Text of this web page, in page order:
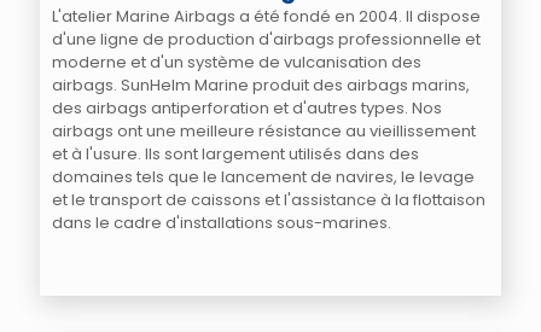
L'atelier Marine Airbags a été fondé en 2004. Il dispose
d'une ligne de production d'airbags professionnelle et
moderne et d'un système de vulcanisation des
airbags. SunHelm Marine produit des airbags marins,
des airbags antiperforation et d'autres types. Nos
airbags ont une meilleure résistance au vieillissement
et à l'usure. Ils sont largement utilisés dans des
domaines tels que le lancement de navires, le levage
et le transport de caissons et l'assistance à la flottaison
dans le cadre d'installations sous-marines.